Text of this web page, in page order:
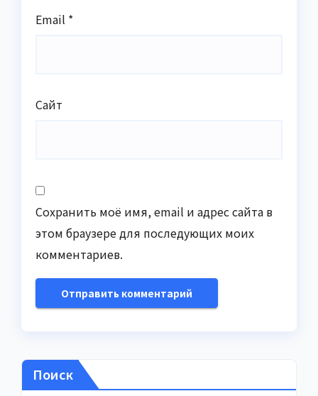
Email *
Сайт
Сохранить моё имя, email и адрес сайта в
этом браузере для последующих моих
комментариев.
Поиск